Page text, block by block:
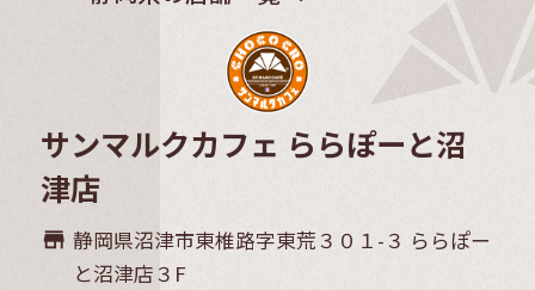
サンマルクカフェ ららぽーと沼
津店
store_mall_directory 静岡県沼津市東椎路字東荒３０１-３ ららぽー
と沼津店３F